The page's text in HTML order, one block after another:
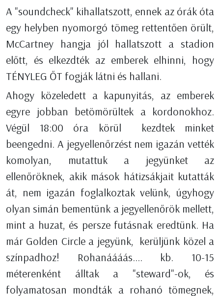
A "soundcheck" kihallatszott, ennek az órák óta
egy helyben nyomorgó tömeg rettentően örült,
McCartney hangja jól hallatszott a stadion
előtt, és elkezdték az emberek elhinni, hogy
TÉNYLEG ŐT fogják látni és hallani.
Ahogy közeledett a kapunyitás, az emberek
egyre jobban betömörültek a kordonokhoz.
Végül 18:00 óra körül kezdtek minket
beengedni. A jegyellenőrzést nem igazán vették
komolyan, mutattuk a jegyünket az
ellenőröknek, akik mások hátizsákjait kutatták
át, nem igazán foglalkoztak velünk, úgyhogy
olyan simán bementünk a jegyellenőrök mellett,
mint a huzat, és persze futásnak eredtünk. Ha
már Golden Circle a jegyünk, kerüljünk közel a
színpadhoz! Rohanáááás.... kb. 10-15
méterenként álltak a "steward"-ok, és
folyamatosan mondták a rohanó tömegnek,